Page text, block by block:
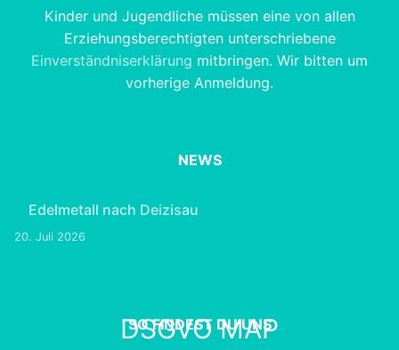
Kinder und Jugendliche müssen eine von allen
Erziehungsberechtigten unterschriebene
Einverständniserklärung mitbringen. Wir bitten um
vorherige Anmeldung.
NEWS
Edelmetall nach Deizisau
20. Juli 2026
SO FINDEST DU UNS
DSGVO MAP